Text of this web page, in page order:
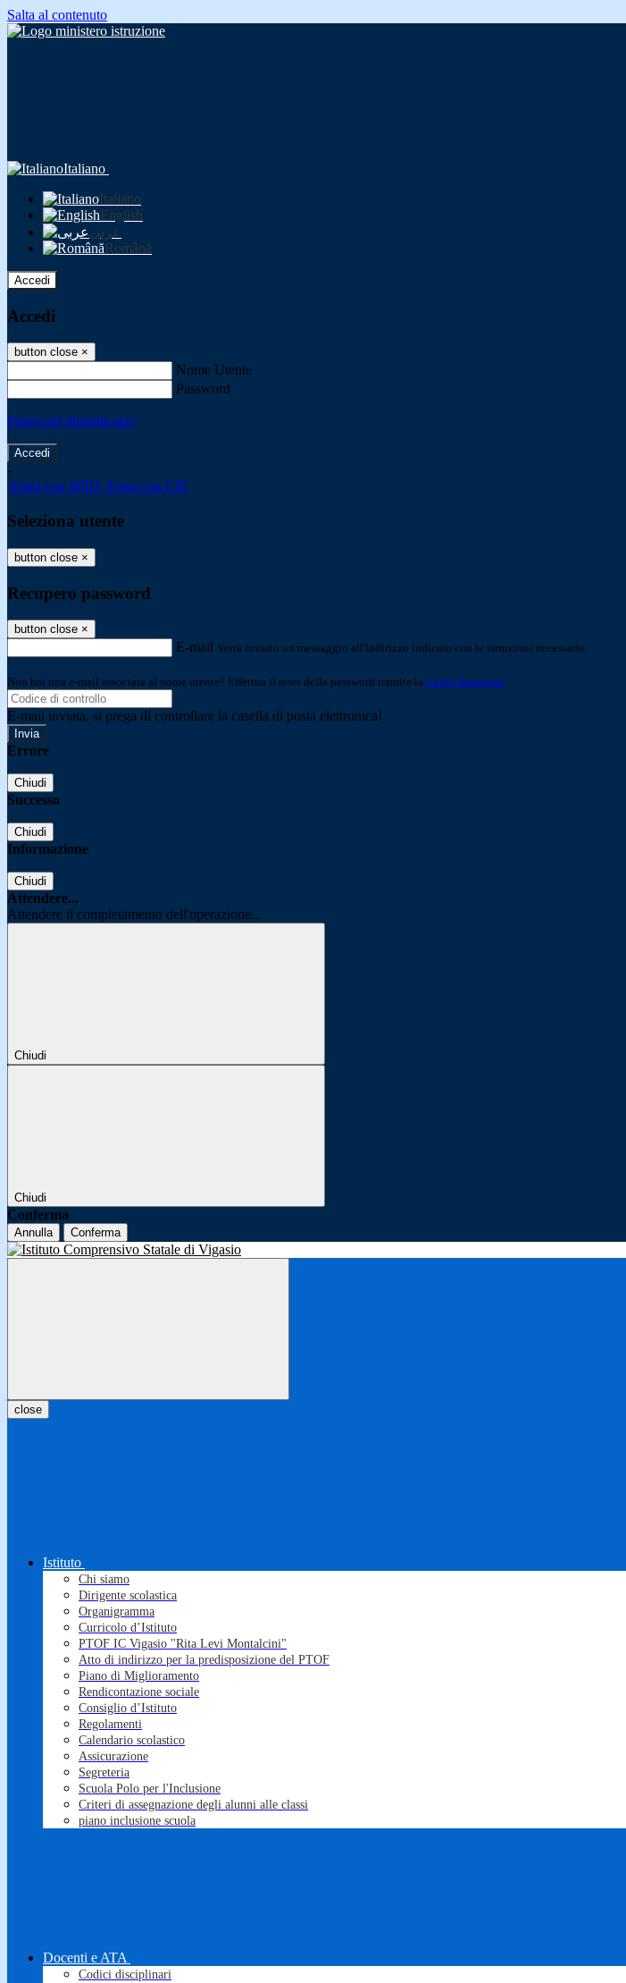
Salta al contenuto
Italiano
Italiano
English
عربى
Română
Accedi
Accedi
button close ×
Nome Utente
Password
Password dimenticata?
-
Entra con SPID Entra con CIE
Seleziona utente
button close ×
Recupero password
button close ×
E-mail Verrà inviato un messaggio all'indirizzo indicato con le istruzioni necessarie.
Non hai una e-mail associata al nome utente? Effettua il reset della password tramite la Login Spaggiari
E-mail inviata, si prega di controllare la casella di posta elettronica!
Errore
Chiudi
Successo
Chiudi
Informazione
Chiudi
Attendere...
Attendere il completamento dell'operazione...
Chiudi
Chiudi
Conferma
Annulla Conferma
close
Istituto
Chi siamo
Dirigente scolastica
Organigramma
Curricolo d’Istituto
PTOF IC Vigasio "Rita Levi Montalcini"
Atto di indirizzo per la predisposizione del PTOF
Piano di Miglioramento
Rendicontazione sociale
Consiglio d’Istituto
Regolamenti
Calendario scolastico
Assicurazione
Segreteria
Scuola Polo per l'Inclusione
Criteri di assegnazione degli alunni alle classi
piano inclusione scuola
Docenti e ATA
Codici disciplinari